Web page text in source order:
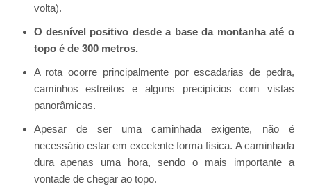
volta).
O desnível positivo desde a base da montanha até o
topo é de 300 metros.
A rota ocorre principalmente por escadarias de pedra,
caminhos estreitos e alguns precipícios com vistas
panorâmicas.
Apesar de ser uma caminhada exigente, não é
necessário estar em excelente forma física. A caminhada
dura apenas uma hora, sendo o mais importante a
vontade de chegar ao topo.